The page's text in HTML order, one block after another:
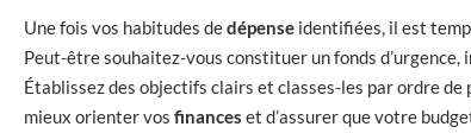
Une fois vos habitudes dedépense identifiées, il est
Peut-être souhaitez-vous constituer un fonds
Établissez des objectifs clairs et classes-les par ordre
mieux orienter vos finances et d’assurer que votre